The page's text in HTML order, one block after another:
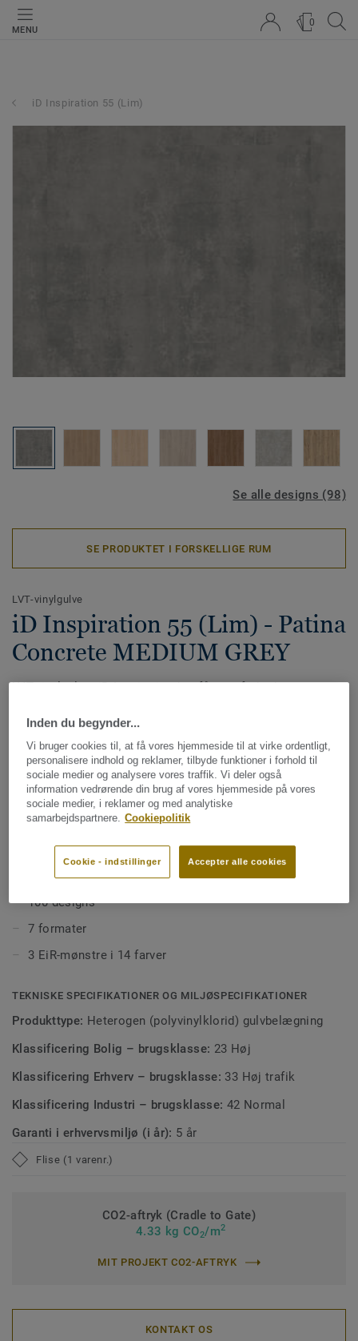
MENU
0
iD Inspiration 55 (Lim)
Se alle designs (98)
SE PRODUKTET I FORSKELLIGE RUM
LVT-vinylgulve
iD Inspiration 55 (Lim) - Patina
Concrete MEDIUM GREY
LVT-vinylgulvet iD Inspiration har fået en forbedret
enkelt – uden at gå på kompromis med sundhed og miljø.
Kollektionens naturinspirerede farver og temaer
forstærkes af digitalprintet i høj opløsning og giver dig et
ekstremt slidstærkt gulv med en naturtro oplevelse. iD
Inspiration 55 er egnet til kommercielle miljøer med
moderat til høj trafik.
Se mere
EGENSKABER
Ekstrem slidstyrke
Ultramat overflade
Digitalprint i høj opløsning
100 designs
7 formater
3 EiR-mønstre i 14 farver
TEKNISKE SPECIFIKATIONER OG MILJØSPECIFIKATIONER
Produkttype: Heterogen (polyvinylklorid) gulvbelægning
Klassificering Bolig – brugsklasse: 23 Høj
Klassificering Erhverv – brugsklasse: 33 Høj trafik
Klassificering Industri – brugsklasse: 42 Normal
Garanti i erhvervsmiljø (i år): 5 år
Flise (1 varenr.)
CO2-aftryk (Cradle to Gate)
4.33 kg CO2/m2
MIT PROJEKT CO2-AFTRYK
KONTAKT OS
Inden du begynder...
Vi bruger cookies til, at få vores hjemmeside til at virke ordentligt,
personalisere indhold og reklamer, tilbyde funktioner i forhold til
sociale medier og analysere vores traffik. Vi deler også
information vedrørende din brug af vores hjemmeside på vores
sociale medier, i reklamer og med analytiske
samarbejdspartnere. Cookiepolitik
Accepter alle cookies
Cookie - indstillinger